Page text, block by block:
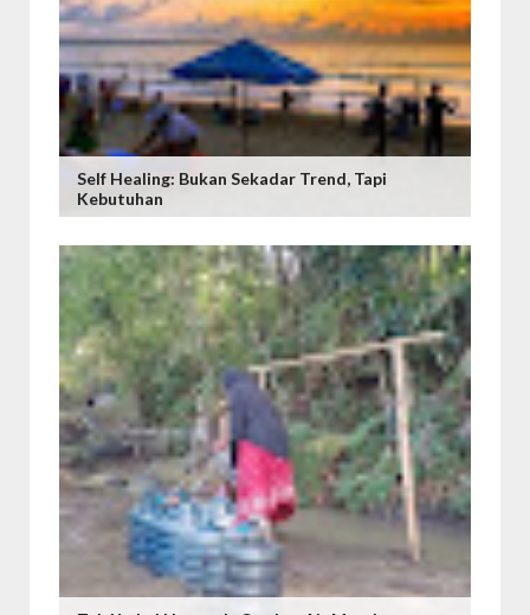
Self Healing: Bukan Sekadar Trend, Tapi
Kebutuhan